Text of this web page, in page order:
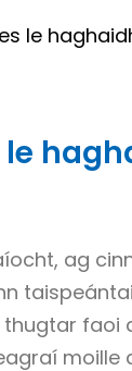
le
ag
faoi
moille